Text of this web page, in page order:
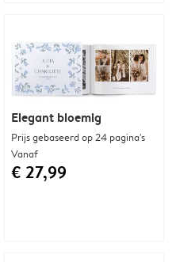
Elegant bloemig
Prijs gebaseerd op 24 pagina's
Vanaf
€ 27,99